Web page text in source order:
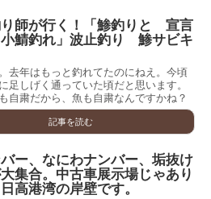
り師が行く！「鯵釣りと 宣言
鯖釣れ」波止釣り 鯵サビキ
去年はもっと釣れてたのにねえ。今頃
足しげく通っていた頃だと思います。
自粛だから、魚も自粛なんですかね？
記事を読む
ー、なにわナンバー、垢抜け
集合。中古車展示場じゃあり
高港湾の岸壁です。